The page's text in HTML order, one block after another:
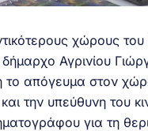
χώρους
Αγρινίου
το απόγευμα στον
την υπεύθυνη του
για τη